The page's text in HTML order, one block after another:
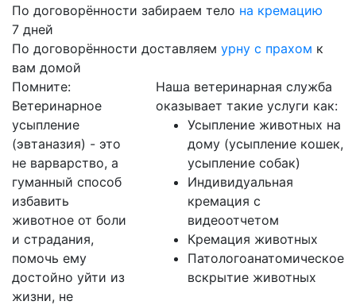
По договорённости забираем тело на кремацию
7 дней
По договорённости доставляем урну с прахом к
вам домой
Помните:
Ветеринарное
усыпление
(эвтаназия) - это
не варварство, а
гуманный способ
избавить
животное от боли
и страдания,
помочь ему
достойно уйти из
жизни, не
Наша ветеринарная служба
оказывает такие услуги как:
Усыпление животных на
дому (усыпление кошек,
усыпление собак)
Индивидуальная
кремация с
видеоотчетом
Кремация животных
Патологоанатомическое
вскрытие животных